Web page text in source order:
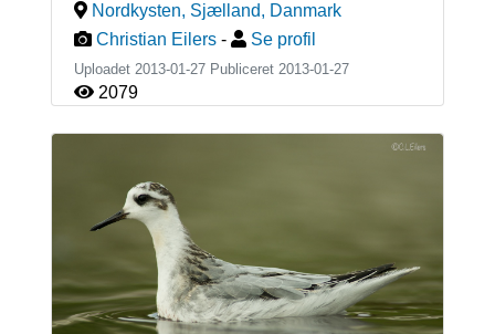
Nordkysten, Sjælland, Danmark
Christian Eilers - Se profil
Uploadet 2013-01-27 Publiceret 2013-01-27
2079